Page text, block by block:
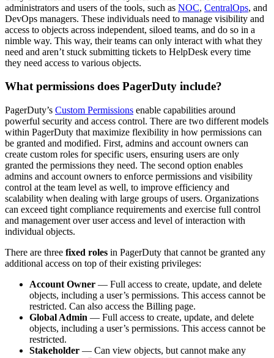
administrators and users of the tools, such as NOC, CentralOps, and
DevOps managers. These individuals need to manage visibility and
access to objects across independent, siloed teams, and do so in a
nimble way. This way, their teams can only interact with what they
need and aren’t stuck submitting tickets to HelpDesk every time
they need access to various objects.
What permissions does PagerDuty include?
PagerDuty’s Custom Permissions enable capabilities around
powerful security and access control. There are two different models
within PagerDuty that maximize flexibility in how permissions can
be granted and modified. First, admins and account owners can
create custom roles for specific users, ensuring users are only
granted the permissions they need. The second option enables
admins and account owners to enforce permissions and visibility
control at the team level as well, to improve efficiency and
scalability when dealing with large groups of users. Organizations
can exceed tight compliance requirements and exercise full control
and management over user access and level of interaction with
individual objects.
There are three fixed roles in PagerDuty that cannot be granted any
additional access on top of their existing privileges:
Account Owner — Full access to create, update, and delete
objects, including a user’s permissions. This access cannot be
restricted. Can also access the Billing page.
Global Admin — Full access to create, update, and delete
objects, including a user’s permissions. This access cannot be
restricted.
Stakeholder — Can view objects, but cannot make any